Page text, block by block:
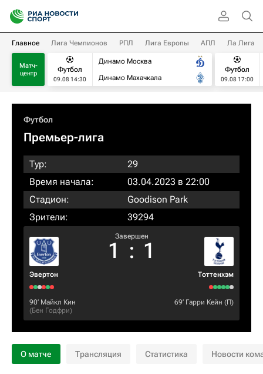
Главное Лига Чемпионов РПЛ Лига Европы АПЛ Ла Лига
Матч-
центр
Футбол
09.08 14:30
Динамо Москва
Динамо Махачкала
Футбол
09.08 17:00
Футбол
Премьер-лига
Тур:
29
Время начала:
03.04.2023 в 22:00
Стадион:
Goodison Park
Зрители:
39294
Эвертон
Завершен
1 : 1
Тоттенхэм
90‎’‎ Майкл Кин
(Бен Годфри)
69‎’‎ Гарри Кейн (П)
О матче Трансляция Статистика Новости